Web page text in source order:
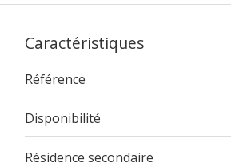
Caractéristiques
Référence
Disponibilité
Résidence secondaire